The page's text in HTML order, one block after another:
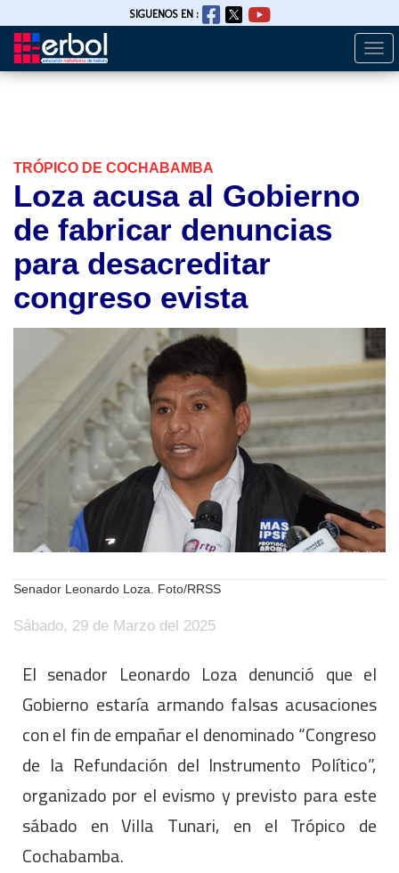
Pasar
SIGUENOS EN :
TRÓPICO DE COCHABAMBA
Loza acusa al Gobierno
de fabricar denuncias
para desacreditar
congreso evista
Senador Leonardo Loza. Foto/RRSS
Sábado, 29 de Marzo del 2025
El senador Leonardo Loza denunció que el
Gobierno estaría armando falsas acusaciones
con el fin de empañar el denominado “Congreso
de la Refundación del Instrumento Político”,
organizado por el evismo y previsto para este
sábado en Villa Tunari, en el Trópico de
Cochabamba.